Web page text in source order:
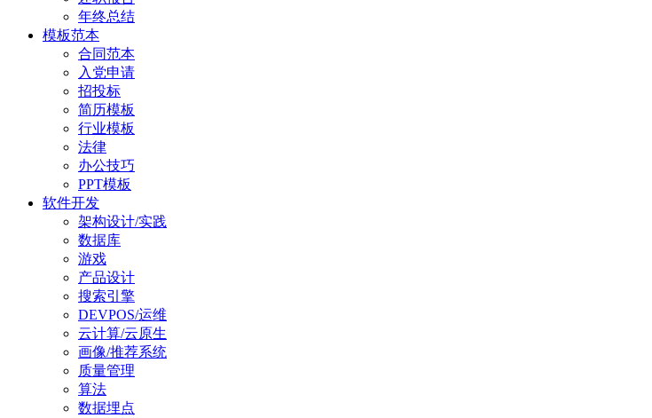
年终总结
模板范本
合同范本
入党申请
招投标
简历模板
行业模板
法律
办公技巧
PPT模板
软件开发
架构设计/实践
数据库
游戏
产品设计
搜索引擎
DEVPOS/运维
云计算/云原生
画像/推荐系统
质量管理
算法
数据埋点